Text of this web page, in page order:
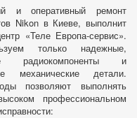
и оперативный ремонт
Nikon в Киеве, выполнит
«Теле Европа-сервис».
только надежные,
радиокомпоненты и
механические детали.
позволяют выполнять
профессиональном